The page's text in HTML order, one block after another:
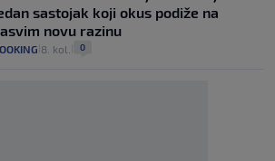
sastojak koji okus podiže na
novu razinu
8. kol. 0